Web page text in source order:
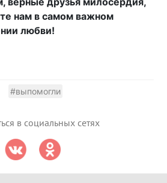
нам в самом важном
любви!
#выпомогли
в социальных сетях